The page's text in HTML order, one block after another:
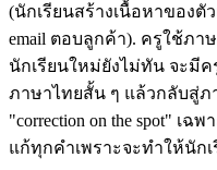
(นักเรียนสร้างเนื้อหาของตั
email ตอบลูกค้า). ครูใช้ภา
นักเรียนใหม่ยังไม่ทัน จะมีค
ภาษาไทยสั้น ๆ แล้วกลับสู่ภ
"correction on the spot" เ
แก้ทุกคำเพราะจะทำให้นัก